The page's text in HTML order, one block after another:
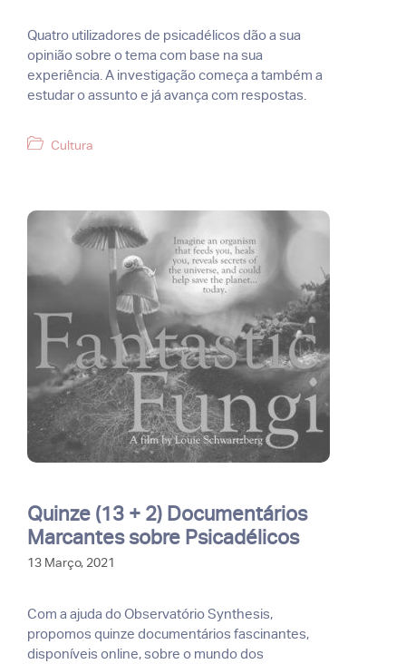
Quatro utilizadores de psicadélicos dão a sua
opinião sobre o tema com base na sua
experiência. A investigação começa a também a
estudar o assunto e já avança com respostas.
Categorias
Cultura
Quinze (13 + 2) Documentários
Marcantes sobre Psicadélicos
13 Março, 2021
Com a ajuda do Observatório Synthesis,
propomos quinze documentários fascinantes,
disponíveis online, sobre o mundo dos